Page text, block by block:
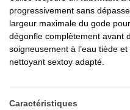
progressivement sans
largeur maximale du gode
dégonfle complètement avant
soigneusement à l’eau tiède
nettoyant sextoy adapté.
Caractéristiques